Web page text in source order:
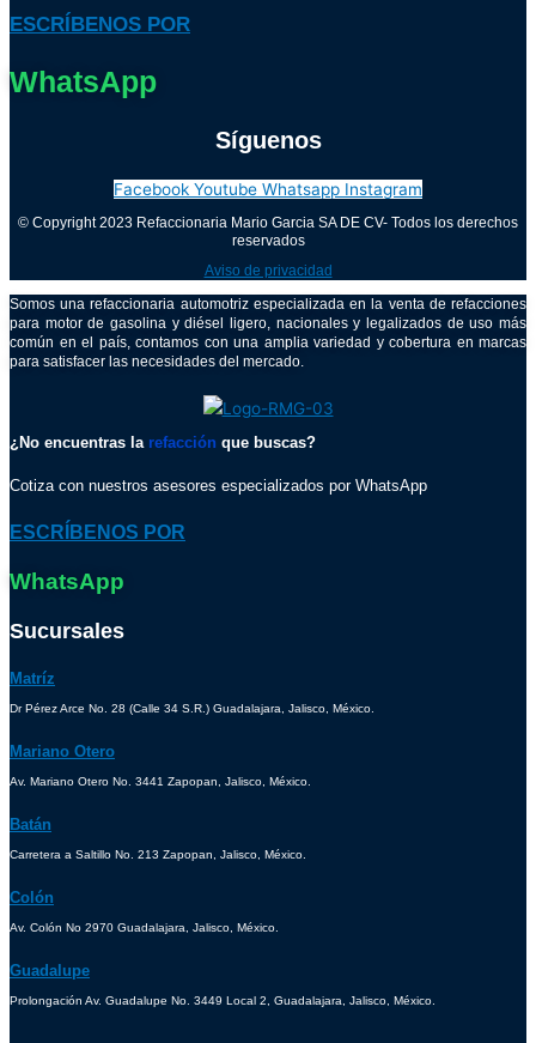
ESCRÍBENOS POR
WhatsApp
Síguenos
Facebook Youtube Whatsapp Instagram
© Copyright 2023 Refaccionaria Mario Garcia SA DE CV- Todos los derechos
reservados
Aviso de privacidad
Somos una refaccionaria automotriz especializada en la venta de refacciones
para motor de gasolina y diésel ligero, nacionales y legalizados de uso más
común en el país, contamos con una amplia variedad y cobertura en marcas
para satisfacer las necesidades del mercado.
¿No encuentras la refacción que buscas?
Cotiza con nuestros asesores especializados por WhatsApp
ESCRÍBENOS POR
WhatsApp
Sucursales
Matríz
Dr Pérez Arce No. 28 (Calle 34 S.R.) Guadalajara, Jalisco, México.
Mariano Otero
Av. Mariano Otero No. 3441 Zapopan, Jalisco, México.
Batán
Carretera a Saltillo No. 213 Zapopan, Jalisco, México.
Colón
Av. Colón No 2970 Guadalajara, Jalisco, México.
Guadalupe
Prolongación Av. Guadalupe No. 3449 Local 2, Guadalajara, Jalisco, México.